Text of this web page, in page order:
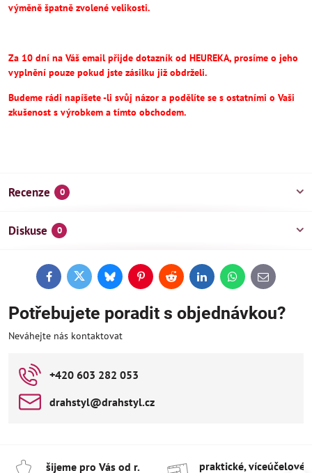
výměně špatně zvolené velikosti.
Za 10 dní na Váš email přijde dotazník od HEUREKA, prosíme o jeho
vyplnění pouze pokud jste zásilku již obdrželi.
Budeme rádi napíšete -li svůj názor a podělíte se s ostatními o Vaši
zkušenost s výrobkem a tímto obchodem.
Recenze 0
Diskuse 0
FacebookTwitterBlueskyPinterestReddit LinkedInWhatsApp
E-
mail
Potřebujete poradit s objednávkou?
Neváhejte nás kontaktovat
+420 603 282 053
drahstyl​@drahstyl​.cz
šijeme pro Vás od r​.
praktické, víceúčelové